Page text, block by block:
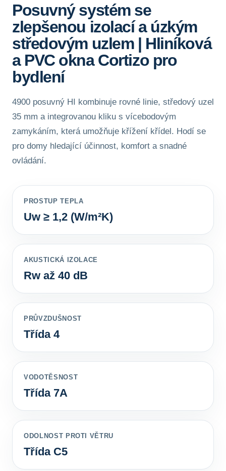
Posuvný systém se
zlepšenou izolací a úzkým
středovým uzlem | Hliníková
a PVC okna Cortizo pro
bydlení
4900 posuvný HI kombinuje rovné linie, středový uzel
35 mm a integrovanou kliku s vícebodovým
zamykáním, která umožňuje křížení křídel. Hodí se
pro domy hledající účinnost, komfort a snadné
ovládání.
PROSTUP TEPLA
Uw ≥ 1,2 (W/m²K)
AKUSTICKÁ IZOLACE
Rw až 40 dB
PRŮVZDUŠNOST
Třída 4
VODOTĚSNOST
Třída 7A
ODOLNOST PROTI VĚTRU
Třída C5